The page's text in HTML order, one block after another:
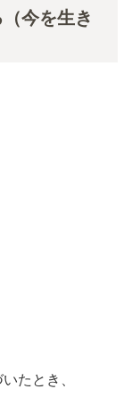
今を生き
たとき、